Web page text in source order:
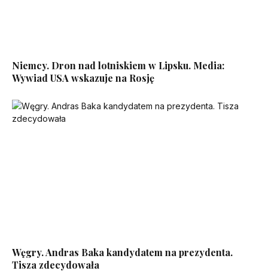
Niemcy. Dron nad lotniskiem w Lipsku. Media:
Wywiad USA wskazuje na Rosję
Węgry. Andras Baka kandydatem na prezydenta.
Tisza zdecydowała